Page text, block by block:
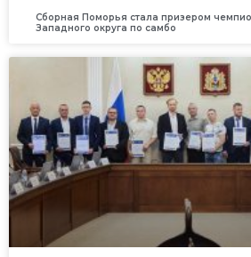
Сборная Поморья стала призером
Западного округа по самбо